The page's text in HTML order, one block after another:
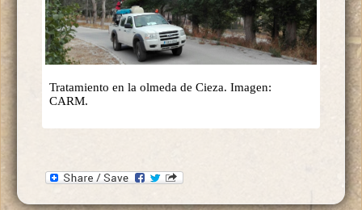
Tratamiento en la olmeda de Cieza. Imagen:
CARM.